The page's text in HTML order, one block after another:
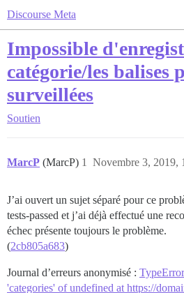
Discourse Meta
Impossible
catégorie/les balises
surveillées
Soutien
MarcP (MarcP) Novembre 3, 2019,
1
J’ai ouvert un sujet séparé pour ce
tests-passed et j’ai déjà effectué une
échec présente toujours le problème.
(2cb805a683)
Journal d’erreurs anonymisé :
'categories' of undefined at https://